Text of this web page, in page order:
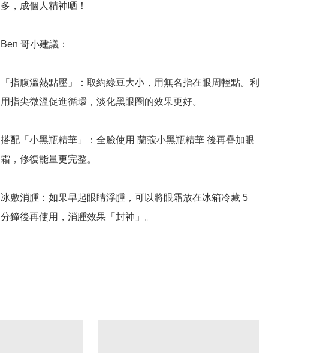
多，成個人精神晒！
Ben 哥小建議：
「指腹溫熱點壓」：取約綠豆大小，用無名指在眼周輕點。利
用指尖微溫促進循環，淡化黑眼圈的效果更好。
搭配「小黑瓶精華」：全臉使用 蘭蔻小黑瓶精華 後再疊加眼
霜，修復能量更完整。
冰敷消腫：如果早起眼睛浮腫，可以將眼霜放在冰箱冷藏 5
分鐘後再使用，消腫效果「封神」。